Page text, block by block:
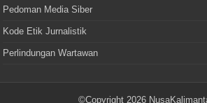
Pedoman Media Siber
Kode Etik Jurnalistik
Perlindungan Wartawan
©Copyright 2026